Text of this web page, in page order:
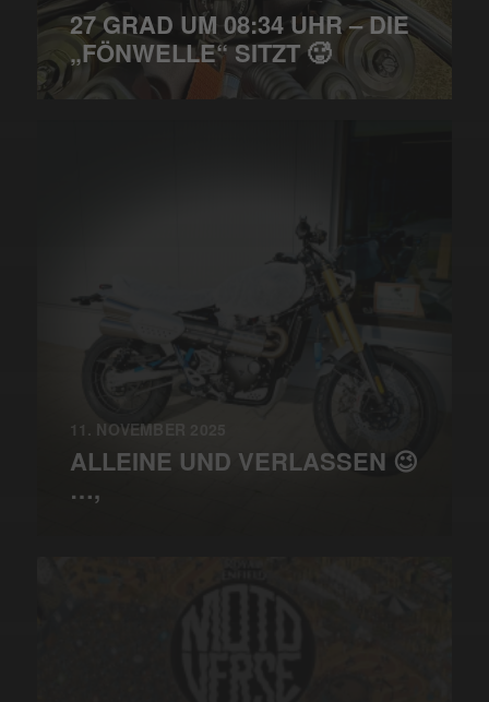
27 GRAD UM 08:34 UHR – DIE
„FÖNWELLE“ SITZT 🥵
11. NOVEMBER 2025
ALLEINE UND VERLASSEN 😉
…,